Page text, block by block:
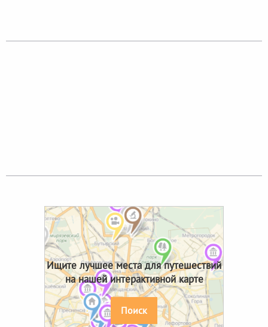
Ищите лучшее места для путешествий
на нашей интерактивной карте
Поиск